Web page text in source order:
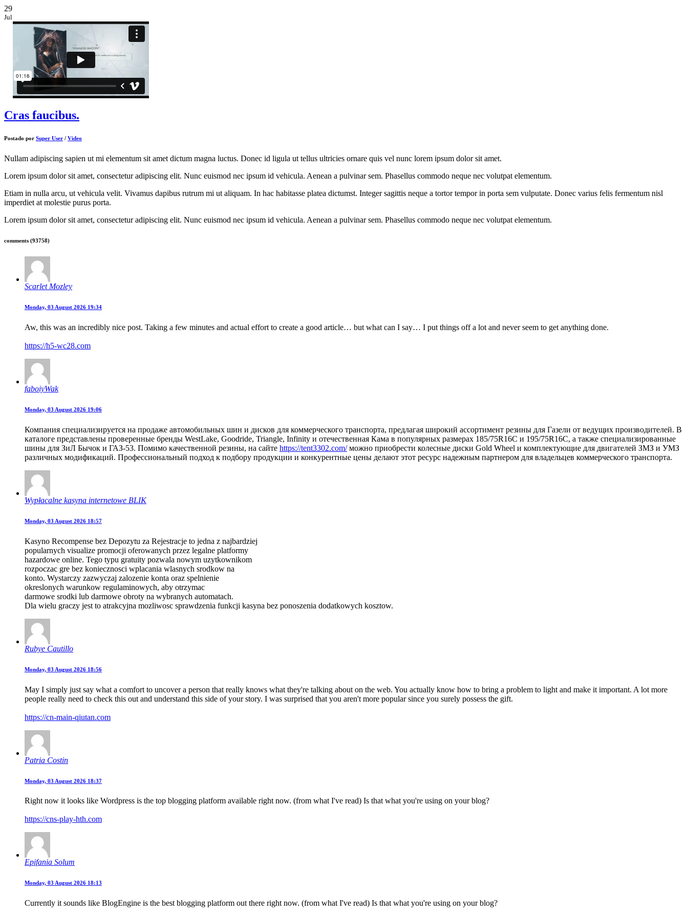
29
Jul
Cras faucibus.
Postado por Super User / Video
Nullam adipiscing sapien ut mi elementum sit amet dictum magna luctus. Donec id ligula ut tellus ultricies ornare quis vel nunc lorem ipsum dolor sit amet.
Lorem ipsum dolor sit amet, consectetur adipiscing elit. Nunc euismod nec ipsum id vehicula. Aenean a pulvinar sem. Phasellus commodo neque nec volutpat elementum.
Etiam in nulla arcu, ut vehicula velit. Vivamus dapibus rutrum mi ut aliquam. In hac habitasse platea dictumst. Integer sagittis neque a tortor tempor in porta sem vulputate. Donec varius felis fermentum nisl
imperdiet at molestie purus porta.
Lorem ipsum dolor sit amet, consectetur adipiscing elit. Nunc euismod nec ipsum id vehicula. Aenean a pulvinar sem. Phasellus commodo neque nec volutpat elementum.
comments (93758)
Scarlet Mozley
Monday, 03 August 2026 19:34
Aw, this was an incredibly nice post. Taking a few minutes and actual effort to create a good article… but what can I say… I put things off a lot and never seem to get anything done.
https://h5-wc28.com
faboiyWak
Monday, 03 August 2026 19:06
Компания специализируется на продаже автомобильных шин и дисков для коммерческого транспорта, предлагая широкий ассортимент резины для Газели от ведущих производителей. В
каталоге представлены проверенные бренды WestLake, Goodride, Triangle, Infinity и отечественная Кама в популярных размерах 185/75R16C и 195/75R16C, а также специализированные
шины для ЗиЛ Бычок и ГАЗ-53. Помимо качественной резины, на сайте https://tent3302.com/можно приобрести колесные диски Gold Wheel и комплектующие для двигателей ЗМЗ и УМЗ
различных модификаций. Профессиональный подход к подбору продукции и конкурентные цены делают этот ресурс надежным партнером для владельцев коммерческого транспорта.
Wypłacalne kasyna internetowe BLIK
Monday, 03 August 2026 18:57
Kasyno Recompense bez Depozytu za Rejestracje to jedna z najbardziej
popularnych visualize promocji oferowanych przez legalne platformy
hazardowe online. Tego typu gratuity pozwala nowym uzytkownikom
rozpoczac gre bez koniecznosci wplacania wlasnych srodkow na
konto. Wystarczy zazwyczaj zalozenie konta oraz spelnienie
okreslonych warunkow regulaminowych, aby otrzymac
darmowe srodki lub darmowe obroty na wybranych automatach.
Dla wielu graczy jest to atrakcyjna mozliwosc sprawdzenia funkcji kasyna bez ponoszenia dodatkowych kosztow.
Rubye Cautillo
Monday, 03 August 2026 18:56
May I simply just say what a comfort to uncover a person that really knows what they're talking about on the web. You actually know how to bring a problem to light and make it important. A lot more
people really need to check this out and understand this side of your story. I was surprised that you aren't more popular since you surely possess the gift.
https://cn-main-qiutan.com
Patria Costin
Monday, 03 August 2026 18:37
Right now it looks like Wordpress is the top blogging platform available right now. (from what I've read) Is that what you're using on your blog?
https://cns-play-hth.com
Epifania Solum
Monday, 03 August 2026 18:13
Currently it sounds like BlogEngine is the best blogging platform out there right now. (from what I've read) Is that what you're using on your blog?